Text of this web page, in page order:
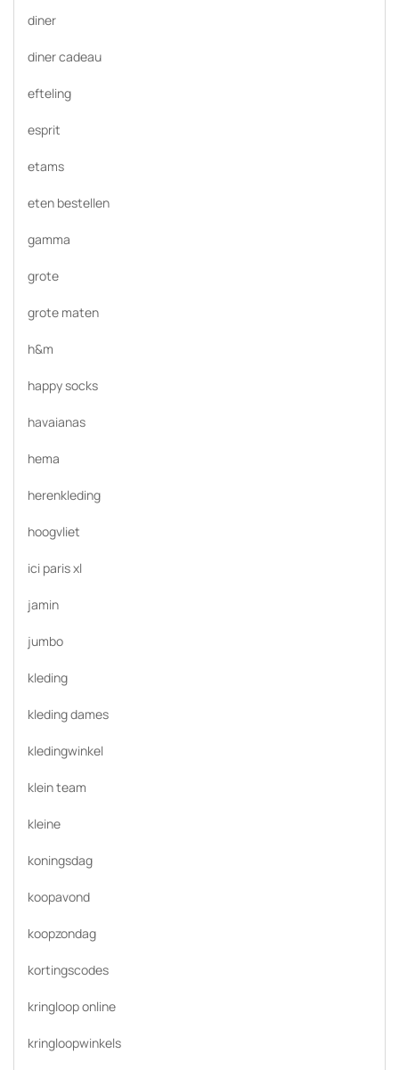
diner
diner cadeau
efteling
esprit
etams
eten bestellen
gamma
grote
grote maten
h&m
happy socks
havaianas
hema
herenkleding
hoogvliet
ici paris xl
jamin
jumbo
kleding
kleding dames
kledingwinkel
klein team
kleine
koningsdag
koopavond
koopzondag
kortingscodes
kringloop online
kringloopwinkels